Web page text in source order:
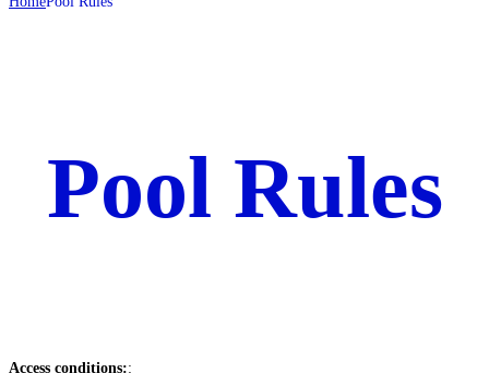
Pool Rules
Access conditions::